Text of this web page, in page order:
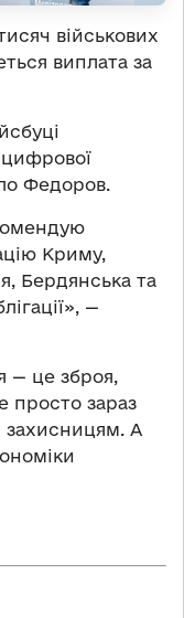
військових
виплата за
цифрової
Федоров.
Криму,
Бердянська та
—
— це зброя,
просто зараз
захисницям. А